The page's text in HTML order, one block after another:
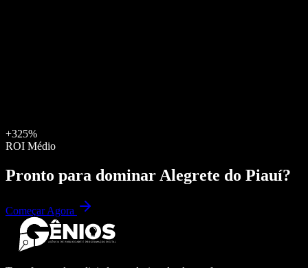
+325%
ROI Médio
Pronto para dominar Alegrete do Piauí?
Começar Agora